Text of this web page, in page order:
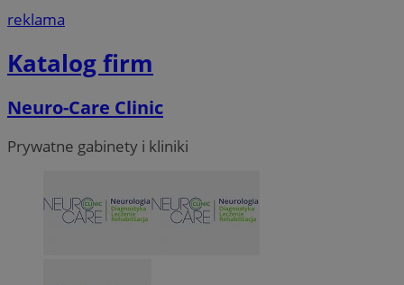
reklama
Katalog firm
Neuro-Care Clinic
Prywatne gabinety i kliniki